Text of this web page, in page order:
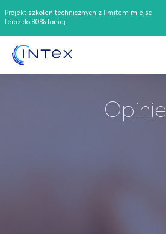
Projekt szkoleń technicznych z limitem miejsc
teraz do 80% taniej
Opinie